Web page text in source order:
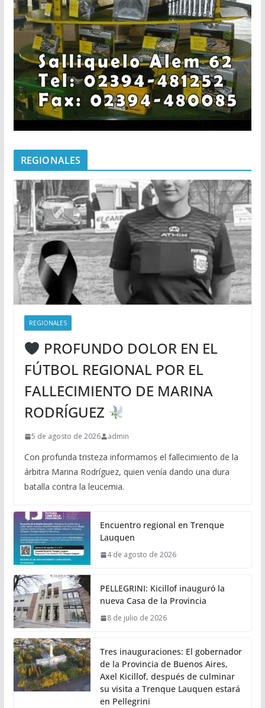
REGIONALES
REGIONALES
PROFUNDO DOLOR EN EL
FÚTBOL REGIONAL POR EL
FALLECIMIENTO DE MARINA
RODRÍGUEZ
5 de agosto de 2026 admin
Con profunda tristeza informamos el fallecimiento de la
árbitra Marina Rodríguez, quien venía dando una dura
batalla contra la leucemia.
Encuentro regional en Trenque
Lauquen
4 de agosto de 2026
PELLEGRINI: Kicillof inauguró la
nueva Casa de la Provincia
8 de julio de 2026
Tres inauguraciones: El gobernador
de la Provincia de Buenos Aires,
Axel Kicillof, después de culminar
su visita a Trenque Lauquen estará
en Pellegrini